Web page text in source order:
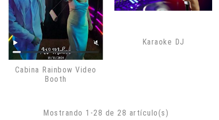
Cabina Rainbow Video
Booth
Karaoke DJ
Mostrando 1-28 de 28 artículo(s)